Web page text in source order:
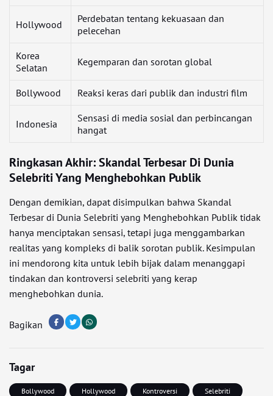
Hollywood
Perdebatan tentang kekuasaan dan
pelecehan
Korea
Selatan
Kegemparan dan sorotan global
Bollywood Reaksi keras dari publik dan industri film
Indonesia
Sensasi di media sosial dan perbincangan
hangat
Ringkasan Akhir: Skandal Terbesar Di Dunia
Selebriti Yang Menghebohkan Publik
Dengan demikian, dapat disimpulkan bahwa Skandal
Terbesar di Dunia Selebriti yang Menghebohkan Publik tidak
hanya menciptakan sensasi, tetapi juga menggambarkan
realitas yang kompleks di balik sorotan publik. Kesimpulan
ini mendorong kita untuk lebih bijak dalam menanggapi
tindakan dan kontroversi selebriti yang kerap
menghebohkan dunia.
Bagikan
Tagar
Bollywood Hollywood Kontroversi
Selebriti